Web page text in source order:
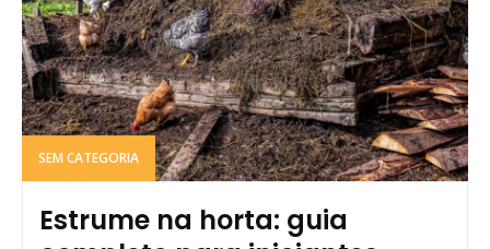
SEM CATEGORIA
Estrume na horta: guia